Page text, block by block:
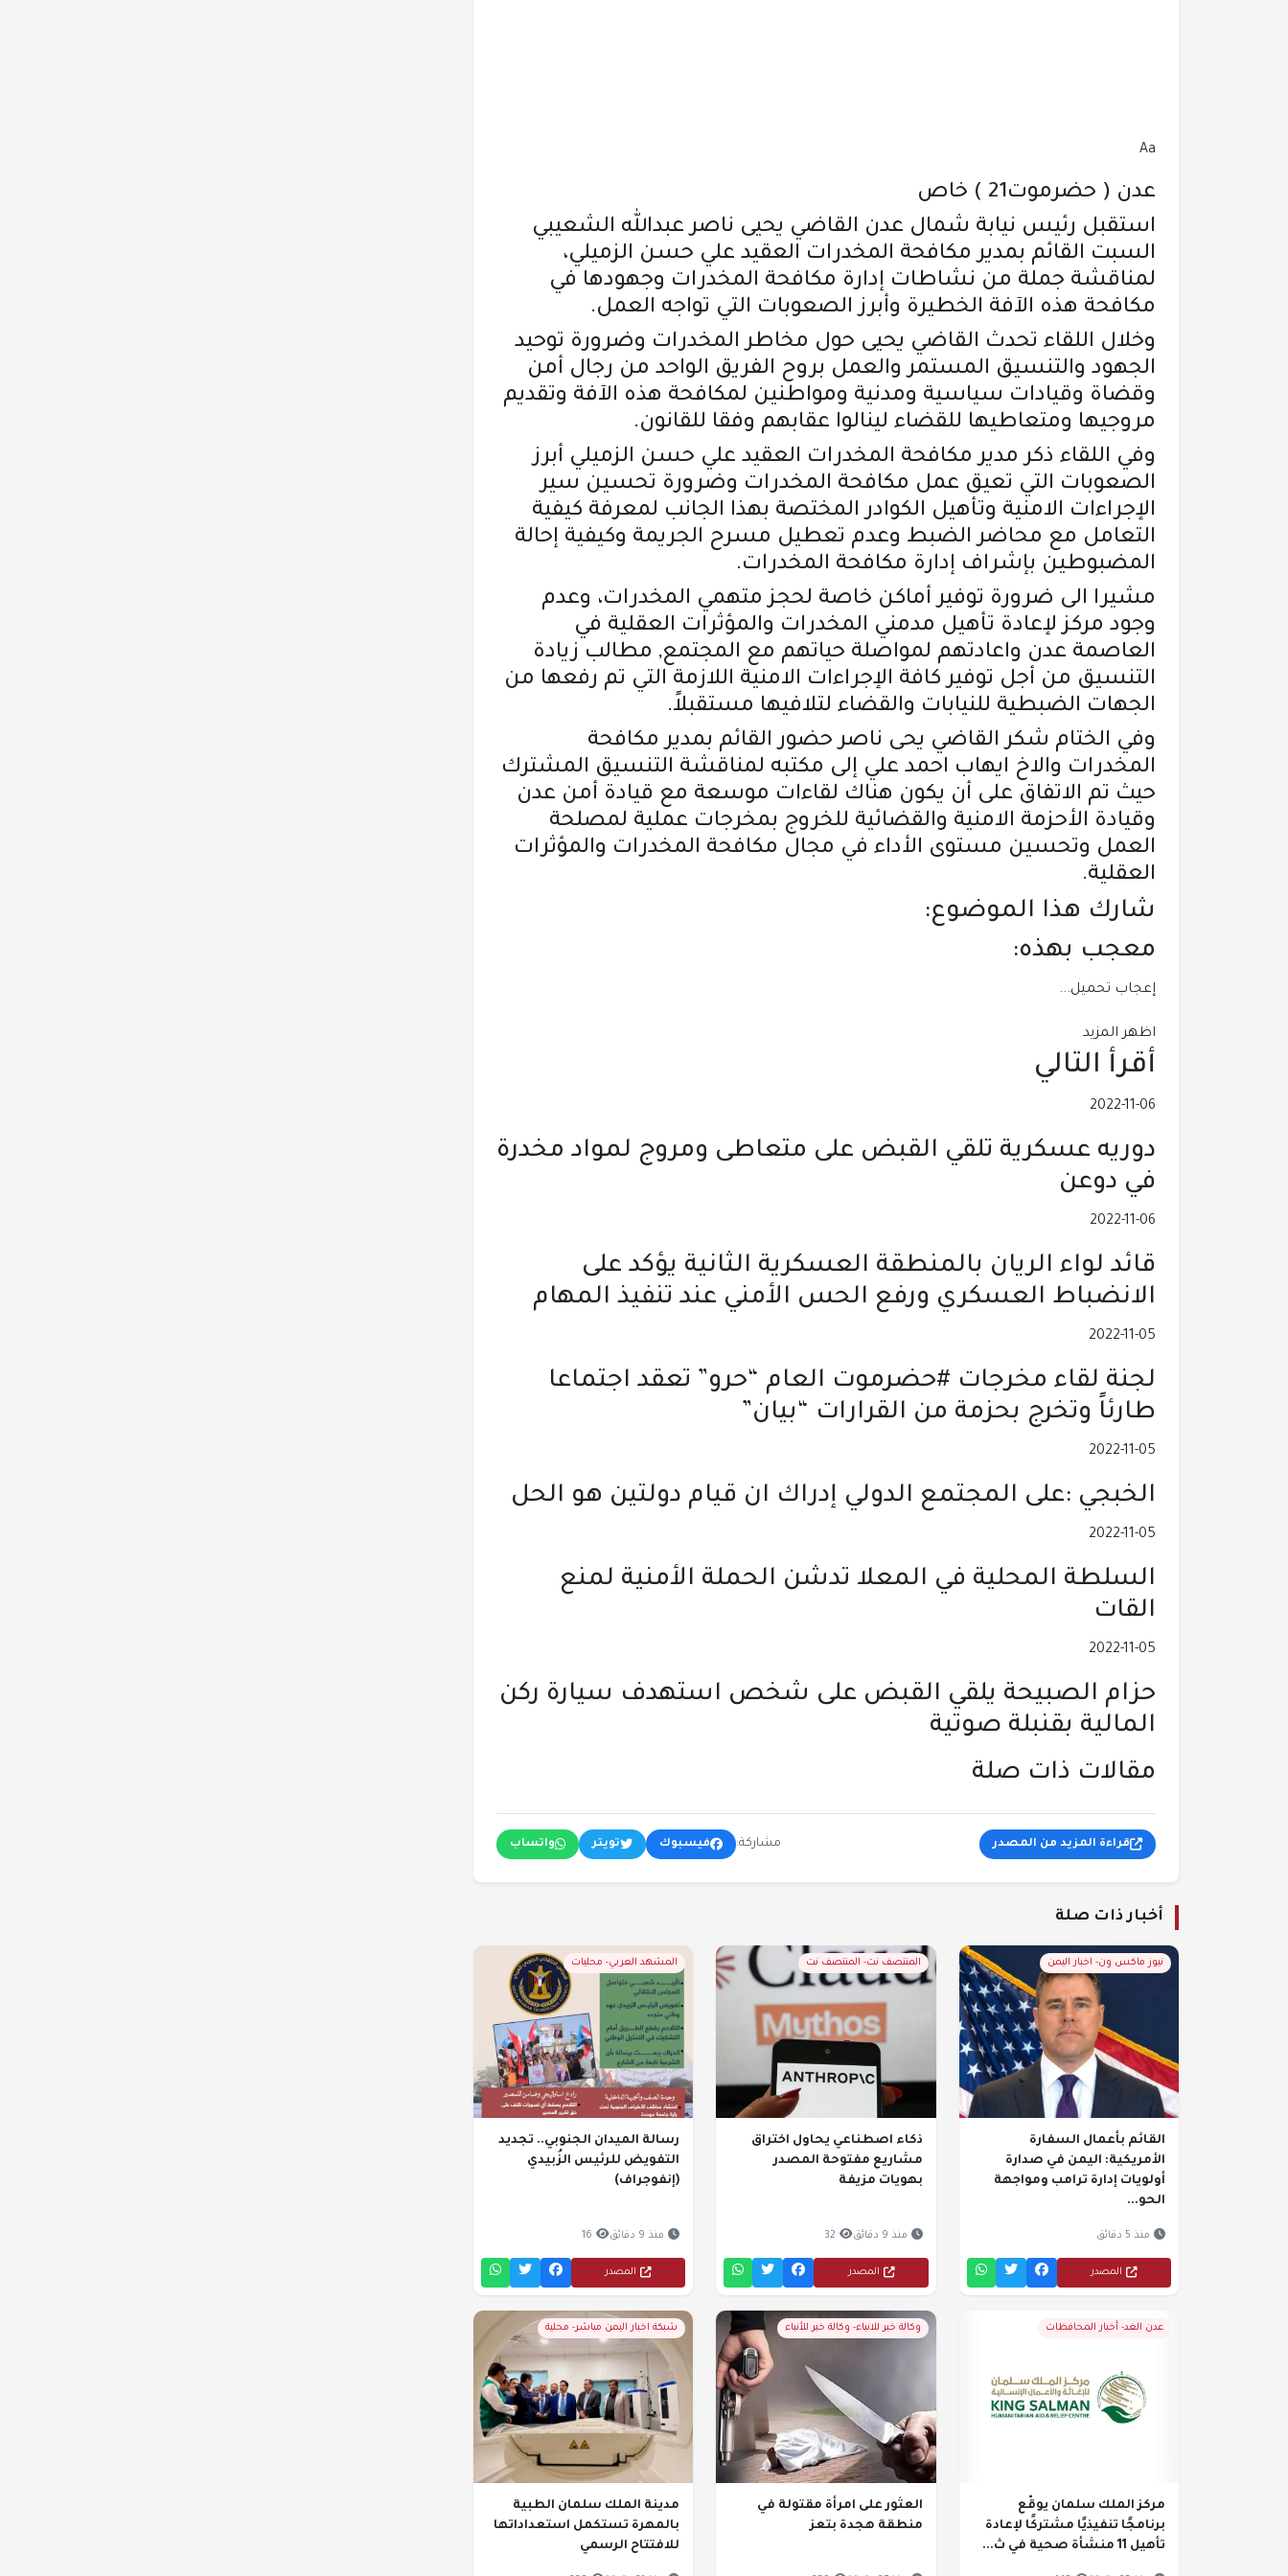
Aa
عدن ( حضرموت21 ) خاص
استقبل رئيس نيابة شمال عدن القاضي يحيى ناصر عبدالله الشعيبي
السبت القائم بمدير مكافحة المخدرات العقيد علي حسن الزميلي،
لمناقشة جملة من نشاطات إدارة مكافحة المخدرات وجهودها في
مكافحة هذه الآفة الخطيرة وأبرز الصعوبات التي تواجه العمل.
وخلال اللقاء تحدث القاضي يحيى حول مخاطر المخدرات وضرورة توحيد
الجهود والتنسيق المستمر والعمل بروح الفريق الواحد من رجال أمن
وقضاة وقيادات سياسية ومدنية ومواطنين لمكافحة هذه الآفة وتقديم
مروجيها ومتعاطيها للقضاء لينالوا عقابهم وفقا للقانون.
وفي اللقاء ذكر مدير مكافحة المخدرات العقيد علي حسن الزميلي أبرز
الصعوبات التي تعيق عمل مكافحة المخدرات وضرورة تحسين سير
الإجراءات الامنية وتأهيل الكوادر المختصة بهذا الجانب لمعرفة كيفية
التعامل مع محاضر الضبط وعدم تعطيل مسرح الجريمة وكيفية إحالة
المضبوطين بإشراف إدارة مكافحة المخدرات.
مشيرا الى ضرورة توفير أماكن خاصة لحجز متهمي المخدرات، وعدم
وجود مركز لإعادة تأهيل مدمني المخدرات والمؤثرات العقلية في
العاصمة عدن واعادتهم لمواصلة حياتهم مع المجتمع, مطالب زيادة
التنسيق من أجل توفير كافة الإجراءات الامنية اللازمة التي تم رفعها من
الجهات الضبطية للنيابات والقضاء لتلافيها مستقبلاً.
وفي الختام شكر القاضي يحى ناصر حضور القائم بمدير مكافحة
المخدرات والاخ ايهاب احمد علي إلى مكتبه لمناقشة التنسيق المشترك
حيث تم الاتفاق على أن يكون هناك لقاءات موسعة مع قيادة أمن عدن
وقيادة الأحزمة الامنية والقضائية للخروج بمخرجات عملية لمصلحة
العمل وتحسين مستوى الأداء في مجال مكافحة المخدرات والمؤثرات
العقلية.
شارك هذا الموضوع:
معجب بهذه:
إعجاب تحميل...
اظهر المزيد
أقرأ التالي
2022-11-06
دوريه عسكرية تلقي القبض على متعاطى ومروج لمواد مخدرة
في دوعن
2022-11-06
قائد لواء الريان بالمنطقة العسكرية الثانية يؤكد على
الانضباط العسكري ورفع الحس الأمني عند تنفيذ المهام
2022-11-05
لجنة لقاء مخرجات #حضرموت العام “حرو” تعقد اجتماعا
طارئاً وتخرج بحزمة من القرارات “بيان”
2022-11-05
الخبجي :على المجتمع الدولي إدراك ان قيام دولتين هو الحل
2022-11-05
السلطة المحلية في المعلا تدشن الحملة الأمنية لمنع
القات
2022-11-05
حزام الصبيحة يلقي القبض على شخص استهدف سيارة ركن
المالية بقنبلة صوتية
مقالات ذات صلة
قراءة المزيد من المصدر مشاركة: فيسبوك تويتر واتساب
أخبار ذات صلة
نيوز ماكس ون- اخبار اليمن
القائم بأعمال السفارة
الأمريكية: اليمن في صدارة
أولويات إدارة ترامب ومواجهة
الحو...
منذ 5 دقائق
المصدر
المنتصف نت- المنتصف نت
ذكاء اصطناعي يحاول اختراق
مشاريع مفتوحة المصدر
بهويات مزيفة
منذ 9 دقائق 32
المصدر
المشهد العربي- محليات
رسالة الميدان الجنوبي.. تجديد
التفويض للرئيس الزُبيدي
(إنفوجراف)
منذ 9 دقائق 16
المصدر
عدن الغد- أخبار المحافظات
مركز الملك سلمان يوقّع
برنامجًا تنفيذيًا مشتركًا لإعادة
تأهيل 11 منشأة صحية في ث...
وكالة خبر للانباء- وكالة خبر للأنباء
العثور على امرأة مقتولة في
منطقة هجدة بتعز
شبكة اخبار اليمن مباشر- محلية
مدينة الملك سلمان الطبية
بالمهرة تستكمل استعداداتها
للافتتاح الرسمي